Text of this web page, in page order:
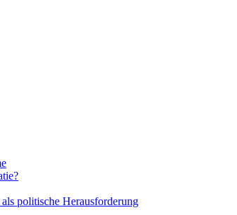
politische Herausforderung